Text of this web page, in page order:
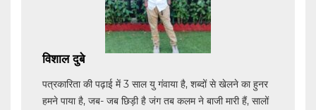
विशाल दुबे
पत्रकारिता की पढ़ाई में 3 साल यु गंवाया है, शब्दों से खेलने का हुनर
हमने पाया है, जब- जब छिड़ी है जंग तब कलम ने बाजी मारी हैं, सालों